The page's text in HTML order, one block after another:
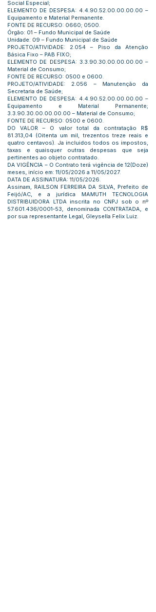
Social Especial;
ELEMENTO DE DESPESA: 4.4.90.52.00.00.00.00 –
Equipamento e Material Permanente.
FONTE DE RECURSO: 0660; 0500.
Órgão: 01 – Fundo Municipal de Saúde
Unidade: 09 – Fundo Municipal de Saúde
PROJETO/ATIVIDADE: 2.054 – Piso da Atenção
Básica Fixo – PAB FIXO;
ELEMENTO DE DESPESA: 3.3.90.30.00.00.00.00 –
Material de Consumo;
FONTE DE RECURSO: 0500 e 0600.
PROJETO/ATIVIDADE: 2.056 – Manutenção da
Secretaria de Saúde;
ELEMENTO DE DESPESA: 4.4.90.52.00.00.00.00 –
Equipamento e Material Permanente;
3.3.90.30.00.00.00.00 – Material de Consumo;
FONTE DE RECURSO: 0500 e 0600.
DO VALOR – O valor total da contratação R$
81.313,04 (Oitenta um mil, trezentos treze reais e
quatro centavos). Ja incluidos todos os impostos,
taxas e quaisquer outras despesas que seja
pertinentes ao objeto contratado.
DA VIGÊNCIA – O Contrato terá vigência de 12(Doze)
meses, início em: 11/05/2026 a 11/05/2027.
DATA DE ASSINATURA: 11/05/2026.
Assinam, RAILSON FERREIRA DA SILVA, Prefeito de
Feijó/AC, e a jurídica MAMUTH TECNOLOGIA
DISTRIBUIDORA LTDA inscrita no CNPJ sob o nº
57.601.436/0001-53, denominada CONTRATADA, e
por sua representante Legal, Gleysella Felix Luiz.